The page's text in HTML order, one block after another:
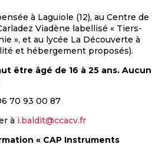
à Laguiole (12), au Centre de
Viadène labellisé « Tiers-
», et au lycée La Découverte à
et hébergement proposés).
être âgé de 16 à 25 ans. Aucun
70 93 00 87
à i.baldit@ccacv.fr
« CAP Instruments